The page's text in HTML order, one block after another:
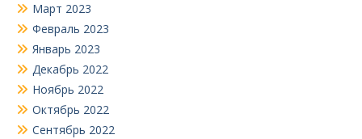
Март 2023
Февраль 2023
Январь 2023
Декабрь 2022
Ноябрь 2022
Октябрь 2022
Сентябрь 2022